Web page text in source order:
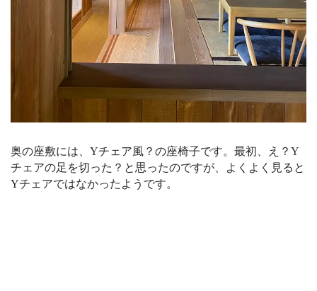
奥の座敷には、Yチェア風？の座椅子です。最初、え？Y
チェアの足を切った？と思ったのですが、よくよく見ると
Yチェアではなかったようです。